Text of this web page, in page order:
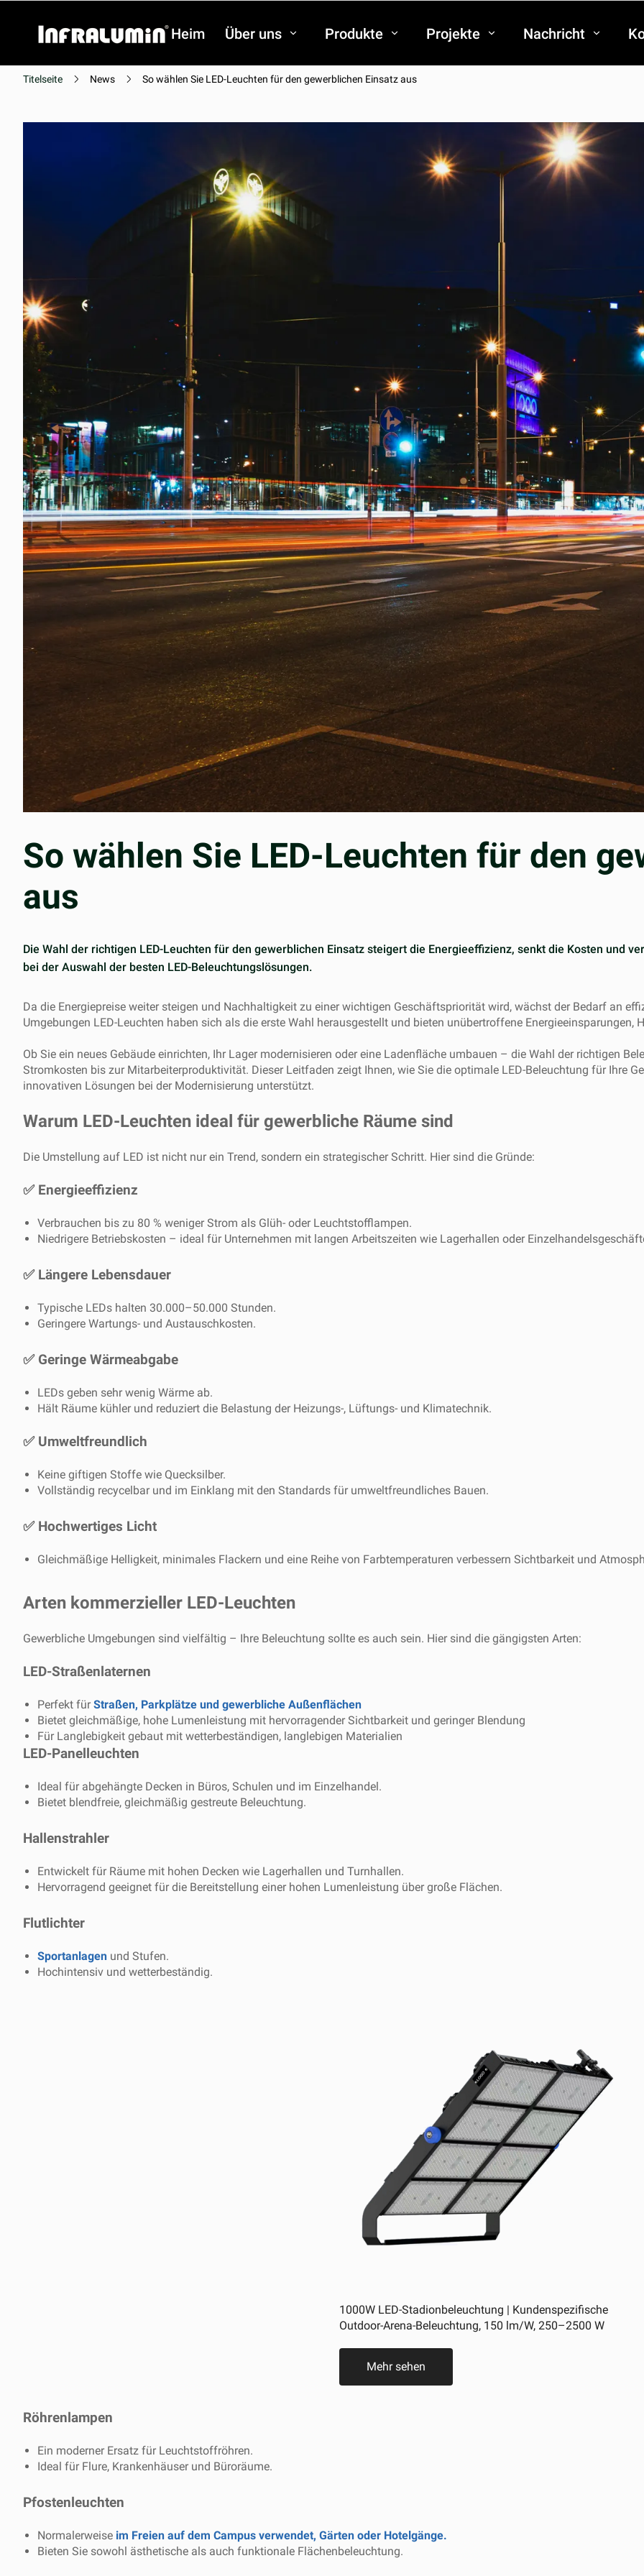
Heim Über uns Produkte Projekte Nachricht
Titelseite News So wählen Sie LED-Leuchten für den gewerblichen Einsatz aus
So wählen Sie LED-Leuchten für den
aus
Die Wahl der richtigen LED-Leuchten für den gewerblichen Einsatz steigert die Energieeffizienz, senkt die Kosten und
bei der Auswahl der besten LED-Beleuchtungslösungen.
Da die Energiepreise weiter steigen und Nachhaltigkeit zu einer wichtigen Geschäftspriorität wird, wächst der Bedarf an
Umgebungen LED-Leuchten haben sich als die erste Wahl herausgestellt und bieten unübertroffene Energieeinsparungen,
Ob Sie ein neues Gebäude einrichten, Ihr Lager modernisieren oder eine Ladenfläche umbauen – die Wahl der richtigen
Stromkosten bis zur Mitarbeiterproduktivität. Dieser Leitfaden zeigt Ihnen, wie Sie die optimale LED-Beleuchtung für Ihre
innovativen Lösungen bei der Modernisierung unterstützt.
Warum LED-Leuchten ideal für gewerbliche Räume sind
Die Umstellung auf LED ist nicht nur ein Trend, sondern ein strategischer Schritt. Hier sind die Gründe:
✅ Energieeffizienz
Verbrauchen bis zu 80 % weniger Strom als Glüh- oder Leuchtstofflampen.
Niedrigere Betriebskosten – ideal für Unternehmen mit langen Arbeitszeiten wie Lagerhallen oder
✅ Längere Lebensdauer
Typische LEDs halten 30.000–50.000 Stunden.
Geringere Wartungs- und Austauschkosten.
✅ Geringe Wärmeabgabe
LEDs geben sehr wenig Wärme ab.
Hält Räume kühler und reduziert die Belastung der Heizungs-, Lüftungs- und Klimatechnik.
✅ Umweltfreundlich
Keine giftigen Stoffe wie Quecksilber.
Vollständig recycelbar und im Einklang mit den Standards für umweltfreundliches Bauen.
✅ Hochwertiges Licht
Gleichmäßige Helligkeit, minimales Flackern und eine Reihe von Farbtemperaturen verbessern Sichtbarkeit und
Arten kommerzieller LED-Leuchten
Gewerbliche Umgebungen sind vielfältig – Ihre Beleuchtung sollte es auch sein. Hier sind die gängigsten Arten:
LED-Straßenlaternen
Perfekt fürStraßen, Parkplätze und gewerbliche Außenflächen
Bietet gleichmäßige, hohe Lumenleistung mit hervorragender Sichtbarkeit und geringer Blendung
Für Langlebigkeit gebaut mit wetterbeständigen, langlebigen Materialien
LED-Panelleuchten
Ideal für abgehängte Decken in Büros, Schulen und im Einzelhandel.
Bietet blendfreie, gleichmäßig gestreute Beleuchtung.
Hallenstrahler
Entwickelt für Räume mit hohen Decken wie Lagerhallen und Turnhallen.
Hervorragend geeignet für die Bereitstellung einer hohen Lumenleistung über große Flächen.
Flutlichter
Sportanlagen und Stufen.
Hochintensiv und wetterbeständig.
1000W LED-Stadionbeleuchtung | Kundenspezifische
Outdoor-Arena-Beleuchtung, 150 lm/W, 250–2500 W
Mehr sehen
Röhrenlampen
Ein moderner Ersatz für Leuchtstoffröhren.
Ideal für Flure, Krankenhäuser und Büroräume.
Pfostenleuchten
Normalerweise im Freien auf dem Campus verwendet, Gärten oder Hotelgänge.
Bieten Sie sowohl ästhetische als auch funktionale Flächenbeleuchtung.